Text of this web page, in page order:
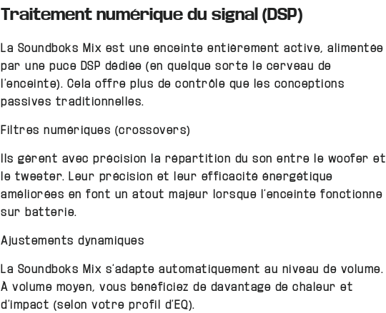
Traitement numérique du signal (DSP)
La Soundboks Mix est une enceinte entièrement active, alimentée
par une puce DSP dédiée (en quelque sorte le cerveau de
l’enceinte). Cela offre plus de contrôle que les conceptions
passives traditionnelles.
Filtres numériques (crossovers)
Ils gèrent avec précision la répartition du son entre le woofer et
le tweeter. Leur précision et leur efficacité énergétique
améliorées en font un atout majeur lorsque l’enceinte fonctionne
sur batterie.
Ajustements dynamiques
La Soundboks Mix s’adapte automatiquement au niveau de volume.
À volume moyen, vous bénéficiez de davantage de chaleur et
d’impact (selon votre profil d’EQ).